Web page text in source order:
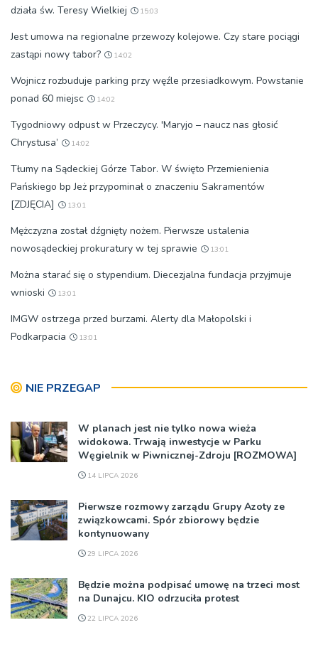
działa św. Teresy Wielkiej
15:03
Jest umowa na regionalne przewozy kolejowe. Czy stare pociągi
zastąpi nowy tabor?
14:02
Wojnicz rozbuduje parking przy węźle przesiadkowym. Powstanie
ponad 60 miejsc
14:02
Tygodniowy odpust w Przeczycy. 'Maryjo – naucz nas głosić
Chrystusa’
14:02
Tłumy na Sądeckiej Górze Tabor. W święto Przemienienia
Pańskiego bp Jeż przypominał o znaczeniu Sakramentów
[ZDJĘCIA]
13:01
Mężczyzna został dźgnięty nożem. Pierwsze ustalenia
nowosądeckiej prokuratury w tej sprawie
13:01
Można starać się o stypendium. Diecezjalna fundacja przyjmuje
wnioski
13:01
IMGW ostrzega przed burzami. Alerty dla Małopolski i
Podkarpacia
13:01
NIE PRZEGAP
W planach jest nie tylko nowa wieża
widokowa. Trwają inwestycje w Parku
Węgielnik w Piwnicznej-Zdroju [ROZMOWA]
14 LIPCA 2026
Pierwsze rozmowy zarządu Grupy Azoty ze
związkowcami. Spór zbiorowy będzie
kontynuowany
29 LIPCA 2026
Będzie można podpisać umowę na trzeci most
na Dunajcu. KIO odrzuciła protest
22 LIPCA 2026